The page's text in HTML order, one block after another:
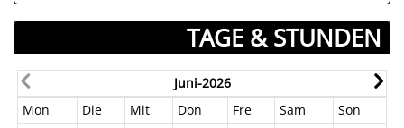
TAGE & STUNDEN
Juni-2026
Mon
Die Mit Don Fre Sam Son